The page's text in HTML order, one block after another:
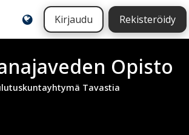
Kirjaudu Rekisteröidy
Opisto
Tavastia